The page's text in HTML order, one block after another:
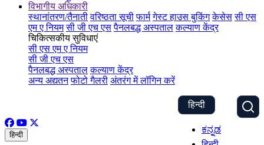
विभागीय अधिकारी
स्थानांतरण/तैनाती वरिष्ठता सूची फार्म गेस्ट हाउस बुकिंग केसेस सी एस
एम ए नियम सी जी एच एस पैनलबद्ध अस्पताल कल्याण केंद्र
चिकित्सकीय सुविधाएं
सी एस एम ए नियम
सी जी एच एस
पैनलबद्ध अस्पताल कल्याण केंद्र
अन्य अद्यतन फोटो गैलरी अंतरंग में लॉगिन करें
हिन्दी
ಕನ್ನಡ
हिन्दी